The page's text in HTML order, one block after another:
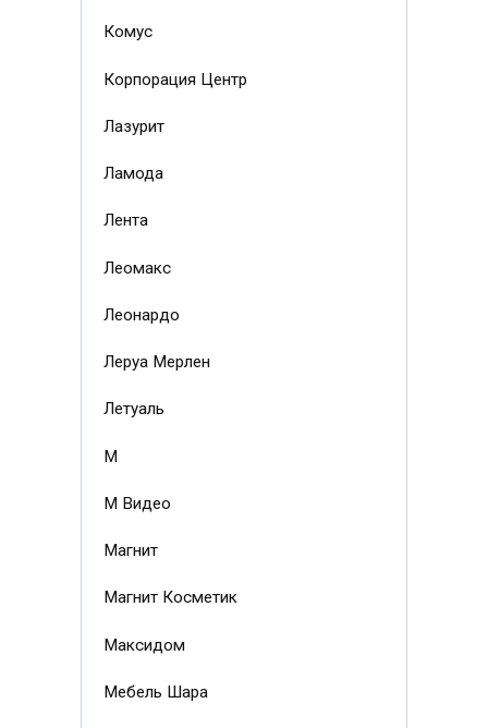
Комус
Корпорация Центр
Лазурит
Ламода
Лента
Леомакс
Леонардо
Леруа Мерлен
Летуаль
М
М Видео
Магнит
Магнит Косметик
Максидом
Мебель Шара